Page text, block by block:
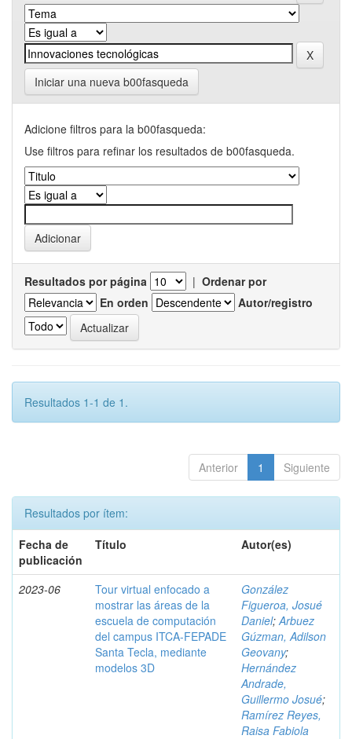
Iniciar una nueva b00fasqueda
Adicione filtros para la b00fasqueda:
Use filtros para refinar los resultados de b00fasqueda.
Resultados por página | Ordenar por
En orden
Autor/registro
Resultados 1-1 de 1.
Anterior 1 Siguiente
Resultados por ítem:
Fecha de
publicación
Título Autor(es)
2023-06
Tour virtual enfocado a
mostrar las áreas de la
escuela de computación
del campus ITCA-FEPADE
Santa Tecla, mediante
modelos 3D
González
Figueroa, Josué
Daniel;Arbuez
Gúzman, Adilson
Geovany;
Hernández
Andrade,
Guillermo Josué;
Ramírez Reyes,
Raisa Fabiola